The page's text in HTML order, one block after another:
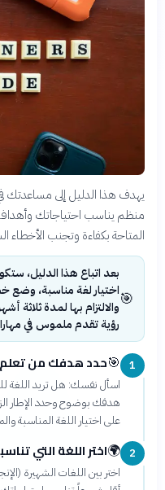
يهدف هذا الدليل إلى مساعدتك في
منظم يناسب احتياجاتك
المتاحة بكفاءة وتجنب الأخطاء
🎯
بعد اتباع هذا الدليل،
اختيار لغة مناسبة، وضع
والالتزام بها لمدة ثلاثة
رؤية تقدم ملموس في
1
🎯حدد هدفك من تعلم
اسأل نفسك: هل تريد اللغة
على اختيار اللغة المناسبة
2
🌍اختر اللغة التي
اختر بين اللغات الشهيرة